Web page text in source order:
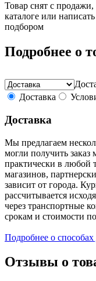
Товар снят с
каталоге или
подбором
Подробнее о
Доставка
Доставка
Мы предлагаем
могли получить
практически в любой
магазинов,
зависит от города.
рассчитывается
через транспортные
срокам и стоимости
Подробнее о
Отзывы о